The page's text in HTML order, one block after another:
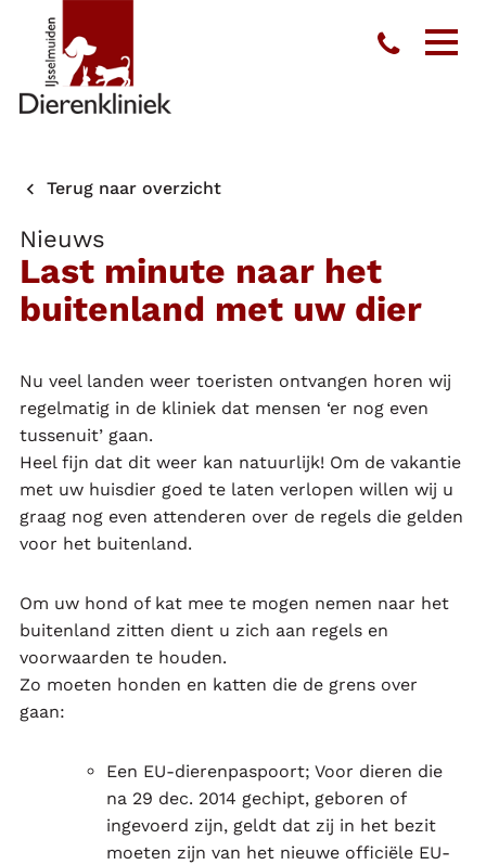
Toon
Terug naar overzicht
Nieuws
Last minute naar het
buitenland met uw dier
Nu veel landen weer toeristen ontvangen horen wij
regelmatig in de kliniek dat mensen ‘er nog even
tussenuit’ gaan.
Heel fijn dat dit weer kan natuurlijk! Om de vakantie
met uw huisdier goed te laten verlopen willen wij u
graag nog even attenderen over de regels die gelden
voor het buitenland.
Om uw hond of kat mee te mogen nemen naar het
buitenland zitten dient u zich aan regels en
voorwaarden te houden.
Zo moeten honden en katten die de grens over
gaan:
Een EU-dierenpaspoort; Voor dieren die
na 29 dec. 2014 gechipt, geboren of
ingevoerd zijn, geldt dat zij in het bezit
moeten zijn van het nieuwe officiële EU-